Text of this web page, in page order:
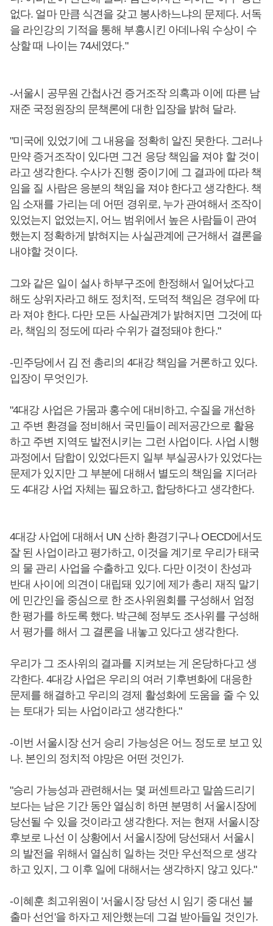
없다. 얼마 만큼 식견을 갖고 봉사하느냐의 문제다. 서독
을 라인강의 기적을 통해 부흥시킨 아데나워 수상이 수
상할 때 나이는 74세였다."
-서울시 공무원 간첩사건 증거조작 의혹과 이에 따른 남
재준 국정원장의 문책론에 대한 입장을 밝혀 달라.
"미국에 있었기에 그 내용을 정확히 알진 못한다. 그러나
만약 증거조작이 있다면 그건 응당 책임을 져야 할 것이
라고 생각한다. 수사가 진행 중이기에 그 결과에 따라 책
임을 질 사람은 응분의 책임을 져야 한다고 생각한다. 책
임 소재를 가리는 데 어떤 경위로, 누가 관여해서 조작이
있었는지 없었는지, 어느 범위에서 높은 사람들이 관여
했는지 정확하게 밝혀지는 사실관계에 근거해서 결론을
내야할 것이다.
그와 같은 일이 설사 하부구조에 한정해서 일어났다고
해도 상위자라고 해도 정치적, 도덕적 책임은 경우에 따
라 져야 한다. 다만 모든 사실관계가 밝혀지면 그것에 따
라, 책임의 정도에 따라 수위가 결정돼야 한다."
-민주당에서 김 전 총리의 4대강 책임을 거론하고 있다.
입장이 무엇인가.
"4대강 사업은 가뭄과 홍수에 대비하고, 수질을 개선하
고 주변 환경을 정비해서 국민들이 레저공간으로 활용
하고 주변 지역도 발전시키는 그런 사업이다. 사업 시행
과정에서 담합이 있었다든지 일부 부실공사가 있었다는
문제가 있지만 그 부분에 대해서 별도의 책임을 지더라
도 4대강 사업 자체는 필요하고, 합당하다고 생각한다.
4대강 사업에 대해서 UN 산하 환경기구나 OECD에서도
잘 된 사업이라고 평가하고, 이것을 계기로 우리가 태국
의 물 관리 사업을 수출하고 있다. 다만 이것이 찬성과
반대 사이에 의견이 대립돼 있기에 제가 총리 재직 말기
에 민간인을 중심으로 한 조사위원회를 구성해서 엄정
한 평가를 하도록 했다. 박근혜 정부도 조사위를 구성해
서 평가를 해서 그 결론을 내놓고 있다고 생각한다.
우리가 그 조사위의 결과를 지켜보는 게 온당하다고 생
각한다. 4대강 사업은 우리의 여러 기후변화에 대응한
문제를 해결하고 우리의 경제 활성화에 도움을 줄 수 있
는 토대가 되는 사업이라고 생각한다."
-이번 서울시장 선거 승리 가능성은 어느 정도로 보고 있
나. 본인의 정치적 야망은 어떤 것인가.
"승리 가능성과 관련해서는 몇 퍼센트라고 말씀드리기
보다는 남은 기간 동안 열심히 하면 분명히 서울시장에
당선될 수 있을 것이라고 생각한다. 저는 현재 서울시장
후보로 나선 이 상황에서 서울시장에 당선돼서 서울시
의 발전을 위해서 열심히 일하는 것만 우선적으로 생각
하고 있지, 그 이후 일에 대해서는 생각하지 않고 있다."
-이혜훈 최고위원이 '서울시장 당선 시 임기 중 대선 불
출마 선언'을 하자고 제안했는데 그걸 받아들일 것인가.